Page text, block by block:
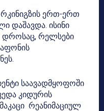
ერთ-ერთ
დაშავდა. ისინი
დროსაც, რელსები
საავადმყოფოში
კიდურის
რეანიმაციულ